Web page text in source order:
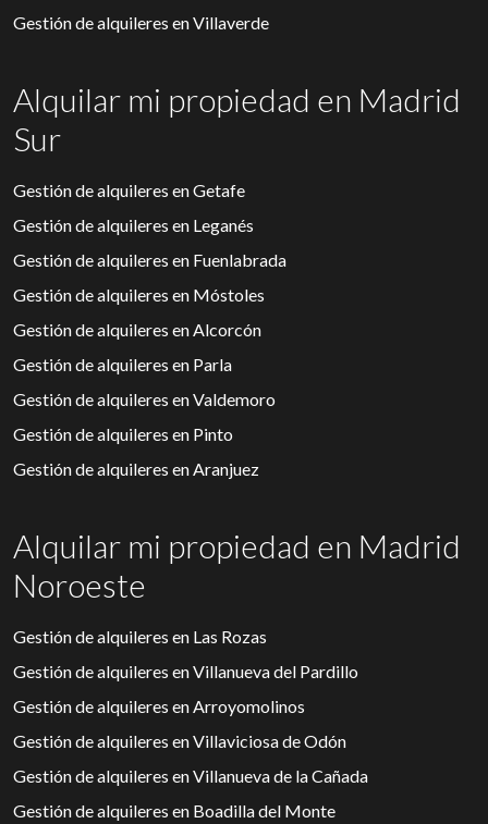
Gestión de alquileres en Villaverde
Alquilar mi propiedad en Madrid
Sur
Gestión de alquileres en Getafe
Gestión de alquileres en Leganés
Gestión de alquileres en Fuenlabrada
Gestión de alquileres en Móstoles
Gestión de alquileres en Alcorcón
Gestión de alquileres en Parla
Gestión de alquileres en Valdemoro
Gestión de alquileres en Pinto
Gestión de alquileres en Aranjuez
Alquilar mi propiedad en Madrid
Noroeste
Gestión de alquileres en Las Rozas
Gestión de alquileres en Villanueva del Pardillo
Gestión de alquileres en Arroyomolinos
Gestión de alquileres en Villaviciosa de Odón
Gestión de alquileres en Villanueva de la Cañada
Gestión de alquileres en Boadilla del Monte